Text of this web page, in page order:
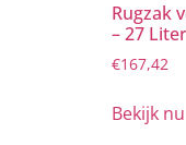
Rugzak
– 27
€167,42
Bekijk nu